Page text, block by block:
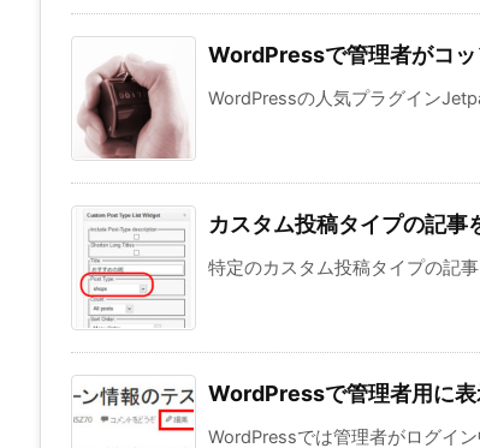
WordPressで管理者がコッ
WordPressの人気プラグイン
カスタム投稿タイプの記事
特定のカスタム投稿タイプの記
WordPressで管理者用に
WordPressでは管理者がログイ